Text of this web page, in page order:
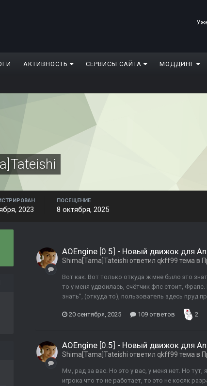
АКТИВНОСТЬ СЕРВИСЫ САЙТА МОДДИНГ
2023
ПОСЕЩЕНИЕ
8 октября, 2025
AOEngine [0.5] - Новый движок для
Shima[Tama]Tateishi ответил qkff99 тема в
Вот как. Вот только откуда ж мне было это
то у меня удвоилась, счётчик фпс стоит,
знать", (откуда то), пользователь здесь пруд
20 сентября, 2025 109 ответов 2
AOEngine [0.5] - Новый движок для
Shima[Tama]Tateishi ответил qkff99 тема в
Мм, рад за вас. Но это у вас, у меня нет. Но тут,
игрока что то не работает, то это не косяк